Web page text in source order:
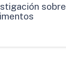
sobre